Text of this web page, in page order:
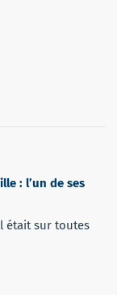
: l’un de ses
était sur toutes